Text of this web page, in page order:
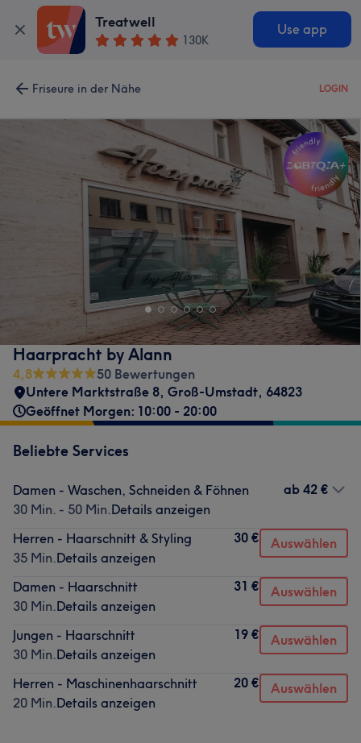
Treatwell
130K
Use app
Friseure in der Nähe LOGIN
Haarpracht by Alann
4,8
50 Bewertungen
Untere Marktstraße 8, Groß-Umstadt, 64823
Geöffnet Morgen: 10:00 - 20:00
Beliebte Services
Damen - Waschen, Schneiden & Föhnen
30 Min. - 50 Min.Details anzeigen
ab 42 €
Herren - Haarschnitt & Styling
35 Min.Details anzeigen
30 € Auswählen
Damen - Haarschnitt
30 Min.Details anzeigen
31 € Auswählen
Jungen - Haarschnitt
30 Min.Details anzeigen
19 € Auswählen
Herren - Maschinenhaarschnitt
20 Min.Details anzeigen
20 € Auswählen